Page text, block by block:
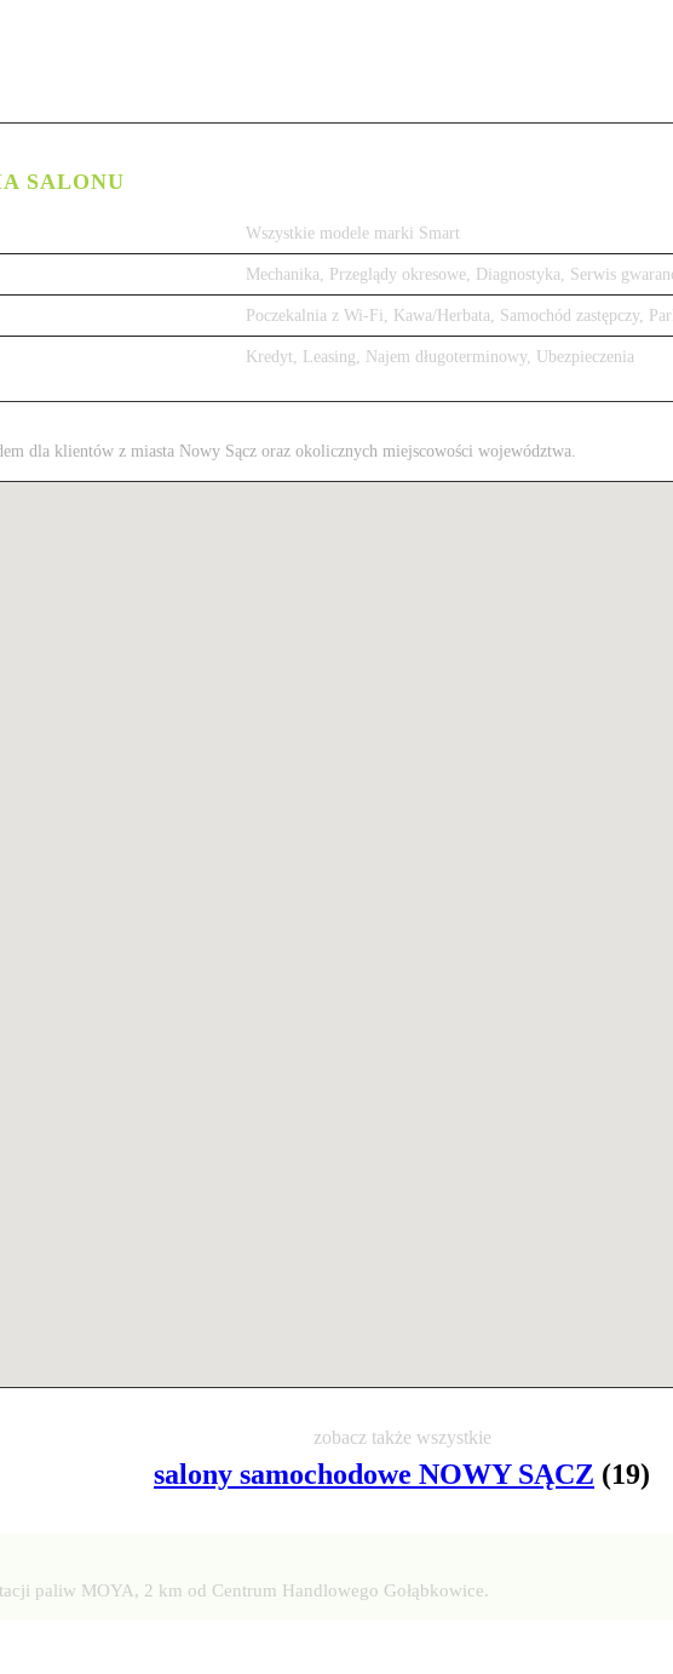
SALONU
Wszystkie modele marki Smart
Mechanika, Przeglądy okresowe, Diagnostyka, Serwis
Poczekalnia z Wi-Fi, Kawa/Herbata, Samochód zastępczy,
Kredyt, Leasing, Najem długoterminowy, Ubezpieczenia
dla klientów z miasta Nowy Sącz oraz okolicznych miejscowości województwa.
zobacz także wszystkie
salony samochodowe NOWY SĄCZ (19)
paliw MOYA, 2 km od Centrum Handlowego Gołąbkowice.